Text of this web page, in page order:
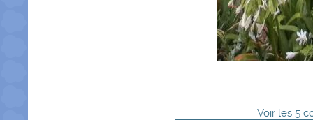
Voir les 5